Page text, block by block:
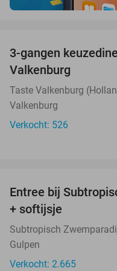
3-gangen
Valkenburg
Taste Valkenburg
Valkenburg
Verkocht: 526
Entree bij
+ softijsje
Subtropisch
Gulpen
Verkocht: 2.665